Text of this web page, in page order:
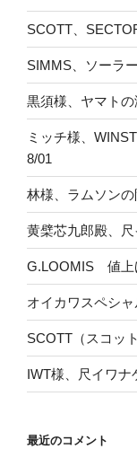
SCOTT、
SIMMS、ソーラ
黒須様、ヤマト
ミッチ様、
8/01
林様、ラムソン
黄檗芯九郎殿、
G.LOOMIS 値上
オイカワスペシ
SCOTT（スコッ
IWT様、尺イワナ
最近のコメント